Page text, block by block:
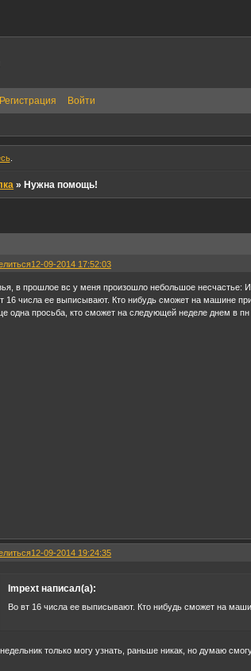
Регистрация Войти
.
»Нужна помощь!
12-09-2014 17:52:03
в прошлое вс у меня произошло небольшое несчастье:
16 числа ее выписывают. Кто нибудь сможет на машине
одна просьба, кто сможет на следующей неделе днем в
12-09-2014 19:24:35
Impext написал(а):
Во вт 16 числа ее выписывают. Кто нибудь сможет на
только могу узнать, раньше никак, но думаю